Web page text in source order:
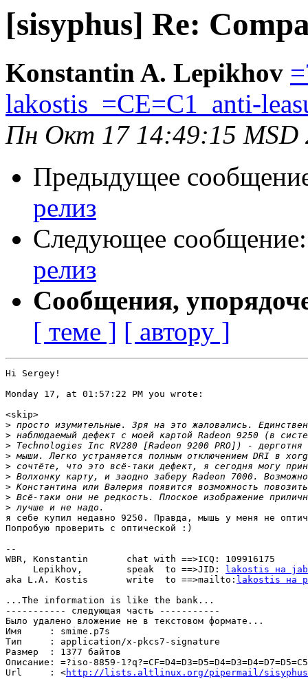
[sisyphus] Re:
Konstantin A. Lepikhov
lakostis_=CE=C1_anti-
Пн Окт 17 14:49:15 MSD
Предыдущее
релиз
Следующее
релиз
Сообщения,
[ теме ] [ автору ]
Hi Sergey!
Monday 17, at 01:57:22 PM you wrote:
<skip>
>
>
>
>
>
>
>
>
>
я себе купил недавно 9250. Правда, мышь у меня не
Попробую проверить с оптической :)
--
WBR, Konstantin	      chat with ==>ICQ: 109916175
     Lepikhov,	      speak  to ==>JID:
lakostis на
aka L.A. Kostis       write  to ==>mailto: lakostis на
...The information is like the bank... 			  (c) EC8OR
----------- следующая часть -----------
Было удалено вложение не в текстовом формате...
Имя     : smime.p7s
Тип     : application/x-pkcs7-signature
Размер  : 1377 байтов
Описание: =?iso-8859-
Url     : <http://lists.altlinux.org/pipermail/sisyphus/